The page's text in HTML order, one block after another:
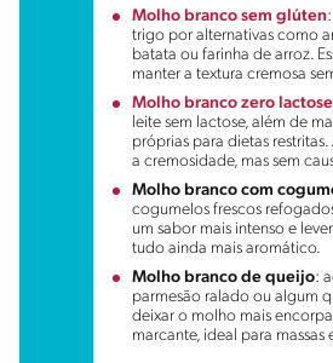
Molho branco sem glúten
trigo por alternativas como
batata ou farinha de arroz.
manter a textura cremosa
Molho branco zero lactose
leite sem lactose, além de
próprias para dietas
a cremosidade, mas sem
Molho branco com
cogumelos frescos
um sabor mais intenso e
tudo ainda mais aromático.
Molho branco de queijo:
parmesão ralado ou algum
deixar o molho mais
marcante, ideal para massas